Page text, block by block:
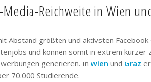
Reichweite in Wien
Abstand größten und aktivsten Facebook
und können somit in extrem kurzer
generieren. InWien und Graz
70.000 Studierende.